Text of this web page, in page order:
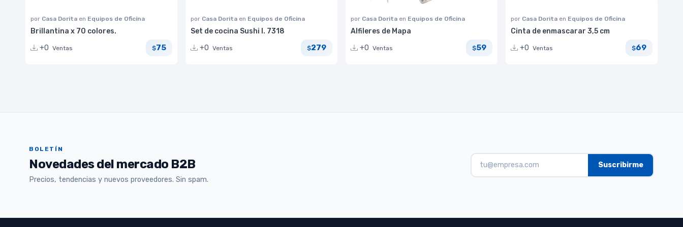
por Casa Dorita en Equipos de Oficina
Brillantina x 70 colores.
+0 Ventas $75
por Casa Dorita en Equipos de Oficina
Set de cocina Sushi I. 7318
+0 Ventas $279
por Casa Dorita en Equipos de Oficina
Alfileres de Mapa
+0 Ventas $59
por Casa Dorita en Equipos de Oficina
Cinta de enmascarar 3,5 cm
+0 Ventas $69
BOLETÍN
Novedades del mercado B2B
Precios, tendencias y nuevos proveedores. Sin spam.